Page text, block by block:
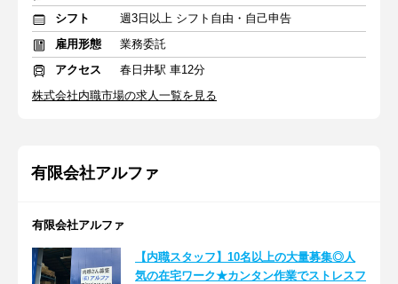
シフト
週3日以上 シフト自由・自己申告
雇用形態
業務委託
アクセス
春日井駅 車12分
株式会社内職市場の求人一覧を見る
有限会社アルファ
有限会社アルファ
【内職スタッフ】10名以上の大量募集◎人
気の在宅ワーク★カンタン作業でストレスフ